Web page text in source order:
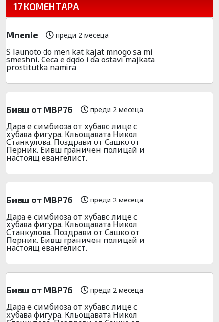
17 КОМЕНТАРА
Mnenie преди 2 месеца
S launoto do men kat kajat mnogo sa mi
smeshni. Ceca e dqdo i da ostavi majkata
prostitutka namira
Бивш от МВР76 преди 2 месеца
Дара е симбиоза от хубаво лице с
хубава фигура. Кльощавата Никол
Станкулова. Поздрави от Сашко от
Перник. Бивш граничен полицай и
настоящ евангелист.
Бивш от МВР76 преди 2 месеца
Дара е симбиоза от хубаво лице с
хубава фигура. Кльощавата Никол
Станкулова. Поздрави от Сашко от
Перник. Бивш граничен полицай и
настоящ евангелист.
Бивш от МВР76 преди 2 месеца
Дара е симбиоза от хубаво лице с
хубава фигура. Кльощавата Никол